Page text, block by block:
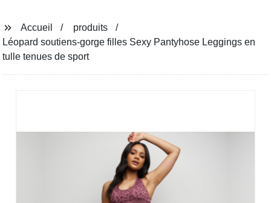
Accueil
produits
Léopard soutiens-gorge filles Sexy Pantyhose Leggings en
tulle tenues de sport